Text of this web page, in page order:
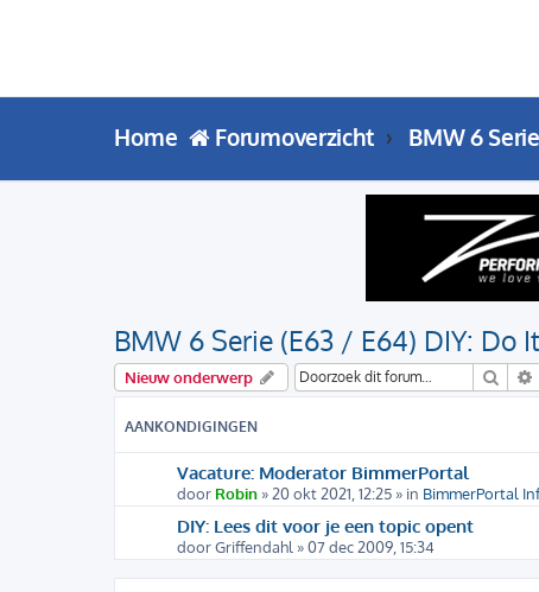
Home Forumoverzicht BMW 6 Serie
BMW 6 Serie (E63 / E64) DIY: Do
Nieuw onderwerp Zoek
AANKONDIGINGEN
Vacature: Moderator BimmerPortal
door Robin » 20 okt 2021, 12:25 » in BimmerPortal
DIY: Lees dit voor je een topic opent
doorGriffendahl » 07 dec 2009, 15:34